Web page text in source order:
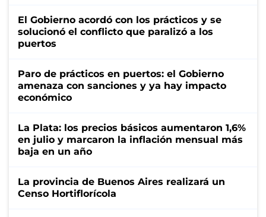
El Gobierno acordó con los prácticos y se
solucionó el conflicto que paralizó a los
puertos
Paro de prácticos en puertos: el Gobierno
amenaza con sanciones y ya hay impacto
económico
La Plata: los precios básicos aumentaron 1,6%
en julio y marcaron la inflación mensual más
baja en un año
La provincia de Buenos Aires realizará un
Censo Hortiflorícola